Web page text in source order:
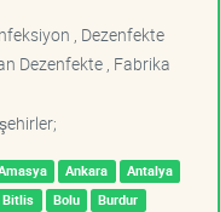
, Dezenfekte
Dezenfekte , Fabrika
Ankara
Antalya
Bitlis Bolu Burdur